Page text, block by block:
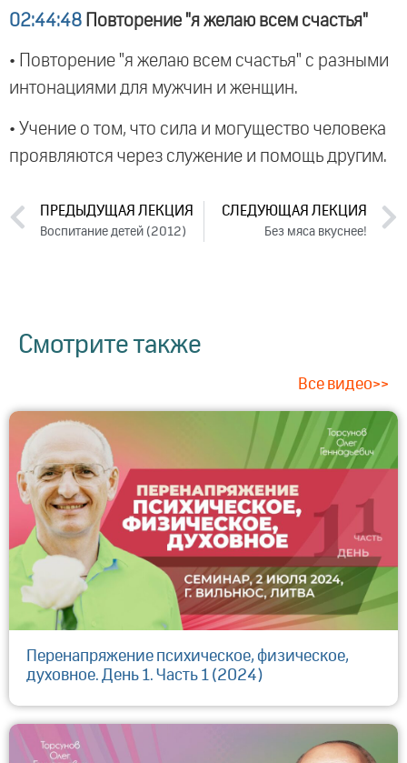
02:44:48 Повторение "я желаю всем счастья"
• Повторение "я желаю всем счастья" с разными
интонациями для мужчин и женщин.
• Учение о том, что сила и могущество человека
проявляются через служение и помощь другим.
ПРЕДЫДУЩАЯ ЛЕКЦИЯ
Воспитание детей (2012)
СЛЕДУЮЩАЯ ЛЕКЦИЯ
Без мяса вкуснее!
Смотрите также
Все видео>>
Перенапряжение психическое, физическое,
духовное. День 1. Часть 1 (2024)